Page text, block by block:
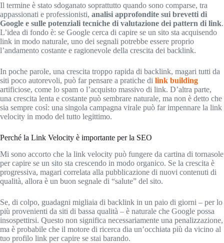
Il termine è stato sdoganato soprattutto quando sono comparse, tra
appassionati e professionisti, analisi approfondite sui brevetti di
Google e sulle potenziali tecniche di valutazione dei pattern di link.
L’idea di fondo è: se Google cerca di capire se un sito sta acquisendo
link in modo naturale, uno dei segnali potrebbe essere proprio
l’andamento costante e ragionevole della crescita dei backlink.
In poche parole, una crescita troppo rapida di backlink, magari tutti da
siti poco autorevoli, può far pensare a pratiche di link building
artificiose, come lo spam o l’acquisto massivo di link. D’altra parte,
una crescita lenta e costante può sembrare naturale, ma non è detto che
sia sempre così: una singola campagna virale può far impennare la link
velocity in modo del tutto legittimo.
Perché la Link Velocity è importante per la SEO
Mi sono accorto che la link velocity può fungere da cartina di tornasole
per capire se un sito sta crescendo in modo organico. Se la crescita è
progressiva, magari correlata alla pubblicazione di nuovi contenuti di
qualità, allora è un buon segnale di “salute” del sito.
Se, di colpo, guadagni migliaia di backlink in un paio di giorni – per lo
più provenienti da siti di bassa qualità – è naturale che Google possa
insospettirsi. Questo non significa necessariamente una penalizzazione,
ma è probabile che il motore di ricerca dia un’occhiata più da vicino al
tuo profilo link per capire se stai barando.